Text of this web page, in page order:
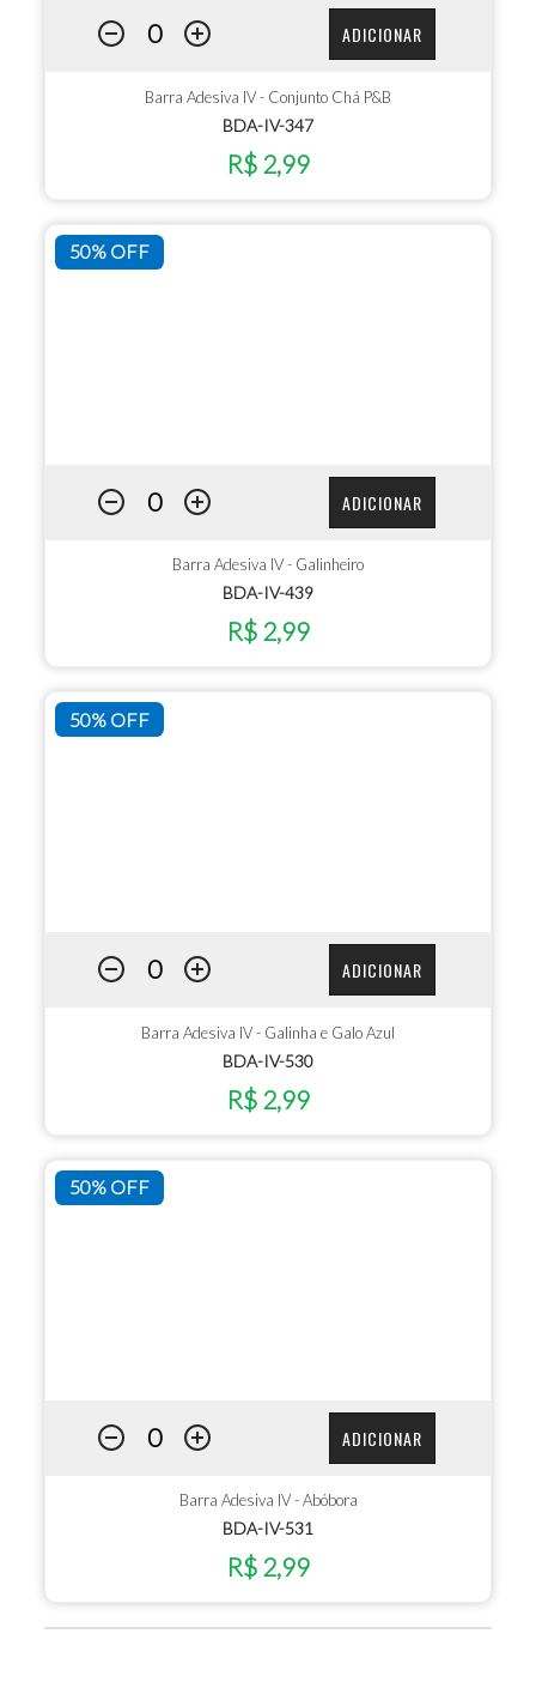
ADICIONAR
Barra Adesiva IV - Conjunto Chá P&B
BDA-IV-347
R$ 2,99
50% OFF
ADICIONAR
Barra Adesiva IV - Galinheiro
BDA-IV-439
R$ 2,99
50% OFF
ADICIONAR
Barra Adesiva IV - Galinha e Galo Azul
BDA-IV-530
R$ 2,99
50% OFF
ADICIONAR
Barra Adesiva IV - Abóbora
BDA-IV-531
R$ 2,99